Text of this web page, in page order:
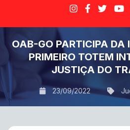
OAB-GO PARTICIPA DA
PRIMEIRO TOTEM
JUSTIÇA DO
23/09/2022